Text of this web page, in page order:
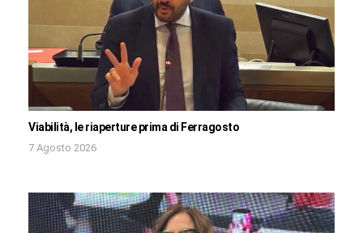
Viabilità, le riaperture prima di Ferragosto
7 Agosto 2026